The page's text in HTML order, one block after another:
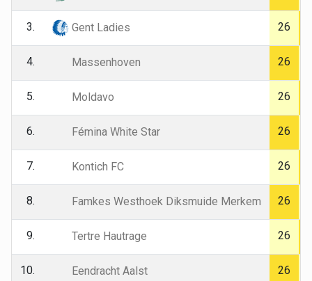
3. Gent Ladies 26
4. Massenhoven 26
5. Moldavo 26
6. Fémina White Star 26
7. Kontich FC 26
8. Famkes Westhoek Diksmuide Merkem 26
9. Tertre Hautrage 26
10. Eendracht Aalst 26